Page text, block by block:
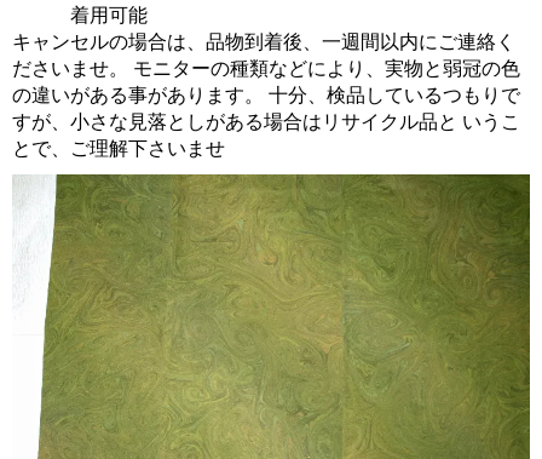
着用可能
キャンセルの場合は、品物到着後、一週間以内にご連絡く
ださいませ。 モニターの種類などにより、実物と弱冠の色
の違いがある事があります。 十分、検品しているつもりで
すが、小さな見落としがある場合はリサイクル品と いうこ
とで、ご理解下さいませ